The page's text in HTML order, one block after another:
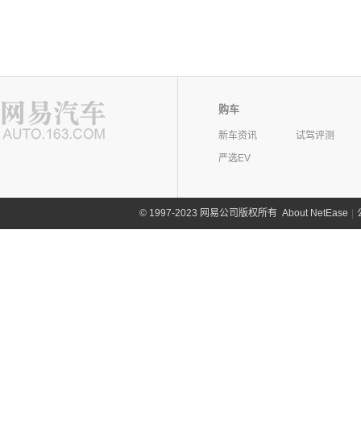
购车
新车资讯
试驾评测
严选EV
©1997-2023 网易公司版权所有 About NetEase